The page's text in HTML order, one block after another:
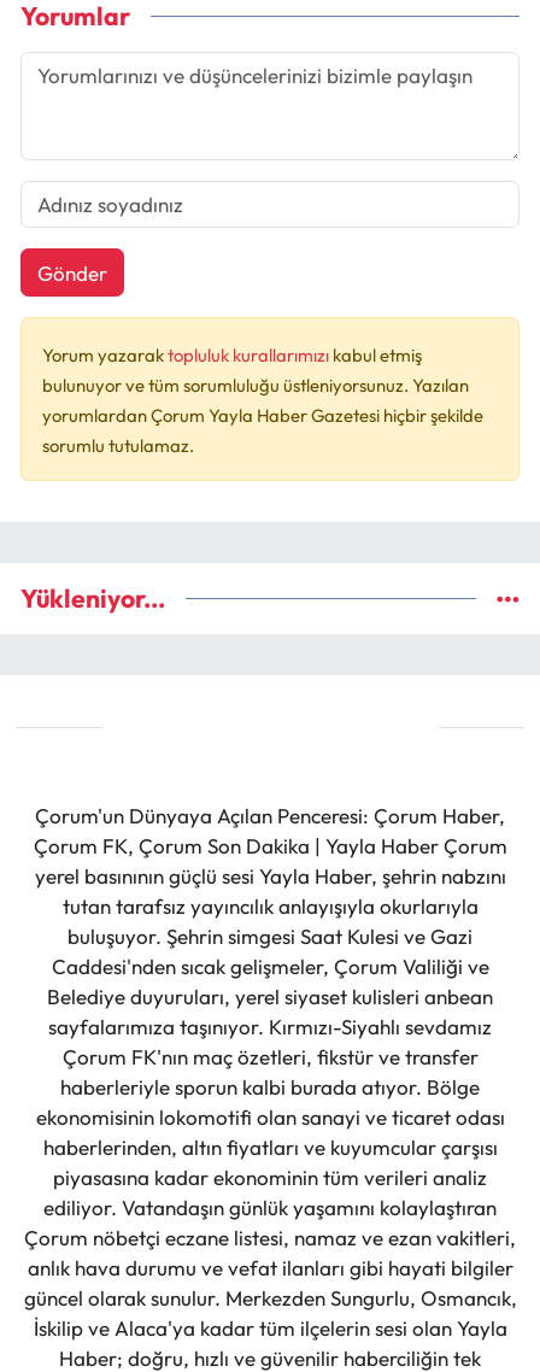
Yorumlar
Gönder
Yorum yazaraktopluluk kurallarımızı kabul etmiş
bulunuyor ve tüm sorumluluğu üstleniyorsunuz. Yazılan
yorumlardan Çorum Yayla Haber Gazetesi hiçbir şekilde
sorumlu tutulamaz.
Yükleniyor...
Çorum'un Dünyaya Açılan Penceresi: Çorum Haber,
Çorum FK, Çorum Son Dakika | Yayla Haber Çorum
yerel basınının güçlü sesi Yayla Haber, şehrin nabzını
tutan tarafsız yayıncılık anlayışıyla okurlarıyla
buluşuyor. Şehrin simgesi Saat Kulesi ve Gazi
Caddesi'nden sıcak gelişmeler, Çorum Valiliği ve
Belediye duyuruları, yerel siyaset kulisleri anbean
sayfalarımıza taşınıyor. Kırmızı-Siyahlı sevdamız
Çorum FK'nın maç özetleri, fikstür ve transfer
haberleriyle sporun kalbi burada atıyor. Bölge
ekonomisinin lokomotifi olan sanayi ve ticaret odası
haberlerinden, altın fiyatları ve kuyumcular çarşısı
piyasasına kadar ekonominin tüm verileri analiz
ediliyor. Vatandaşın günlük yaşamını kolaylaştıran
Çorum nöbetçi eczane listesi, namaz ve ezan vakitleri,
anlık hava durumu ve vefat ilanları gibi hayati bilgiler
güncel olarak sunulur. Merkezden Sungurlu, Osmancık,
İskilip ve Alaca'ya kadar tüm ilçelerin sesi olan Yayla
Haber; doğru, hızlı ve güvenilir haberciliğin tek